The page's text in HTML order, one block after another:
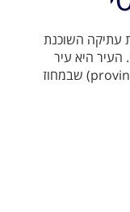
עתיקה השוכנת
העיר היא עיר
הבירה של נפת ברינדיזי (provincia di Brindisi) שבמחוז